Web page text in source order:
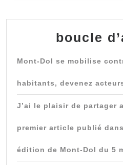
boucle
Mont-Dol se mobilise
habitants, devenez
J’ai le plaisir de partager
premier article publié
édition de Mont-Dol du 5